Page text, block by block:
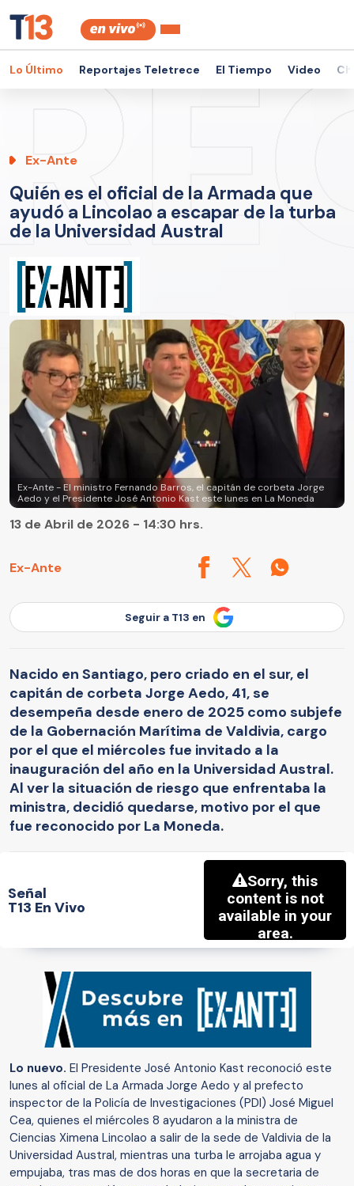
Lo Último Reportajes Teletrece El Tiempo Video
Ex-Ante
Quién es el oficial de la Armada que
ayudó a Lincolao a escapar de la turba
de la Universidad Austral
Ex-Ante - El ministro Fernando Barros, el capitán de corbeta Jorge
Aedo y el Presidente José Antonio Kast este lunes en La Moneda
Ex-Ante
13 de Abril de 2026 - 14:30 hrs.
Seguir a T13 en
Nacido en Santiago, pero criado en el sur, el
capitán de corbeta Jorge Aedo, 41, se
desempeña desde enero de 2025 como subjefe
de la Gobernación Marítima de Valdivia, cargo
por el que el miércoles fue invitado a la
inauguración del año en la Universidad Austral.
Al ver la situación de riesgo que enfrentaba la
ministra, decidió quedarse, motivo por el que
fue reconocido por La Moneda.
Señal
T13 En Vivo
Lo nuevo. El Presidente José Antonio Kast reconoció este
lunes al oficial de La Armada Jorge Aedo y al prefecto
inspector de la Policía de Investigaciones (PDI) José Miguel
Cea, quienes el miércoles 8 ayudaron a la ministra de
Ciencias Ximena Lincolao a salir de la sede de Valdivia de la
Universidad Austral, mientras una turba le arrojaba agua y
empujaba, tras mas de dos horas en que la secretaria de